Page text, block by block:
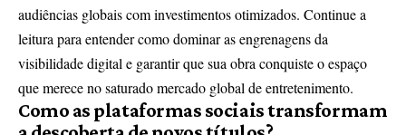
audiências globais com investimentos otimizados. Continue a
leitura para entender como dominar as engrenagens da
visibilidade digital e garantir que sua obra conquiste o espaço
que merece no saturado mercado global de entretenimento.
Como as plataformas sociais transformam